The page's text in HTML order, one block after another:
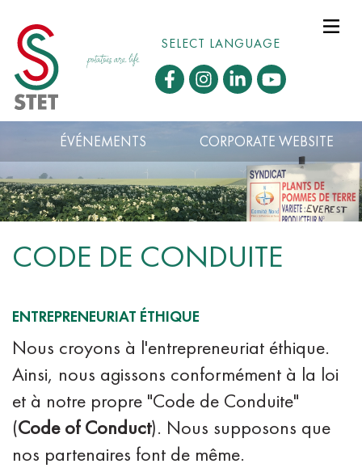
SELECT LANGUAGE
ÉVÉNEMENTS CORPORATE WEBSITE
CODE DE CONDUITE
ENTREPRENEURIAT ÉTHIQUE
Nous croyons à l'entrepreneuriat éthique.
Ainsi, nous agissons conformément à la loi
et à notre propre "Code de Conduite"
(Code of Conduct). Nous supposons que
nos partenaires font de même.